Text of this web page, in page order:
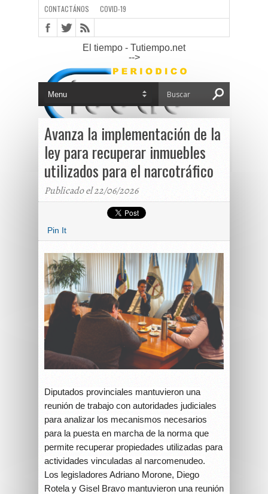
CONTACTÁNOS COVID-19
El tiempo - Tutiempo.net
-->
Avanza la implementación de la
ley para recuperar inmuebles
utilizados para el narcotráfico
Publicado el 22/06/2026
Pin It
Diputados provinciales mantuvieron una
reunión de trabajo con autoridades judiciales
para analizar los mecanismos necesarios
para la puesta en marcha de la norma que
permite recuperar propiedades utilizadas para
actividades vinculadas al narcomenudeo.
Los legisladores Adriano Morone, Diego
Rotela y Gisel Bravo mantuvieron una reunión